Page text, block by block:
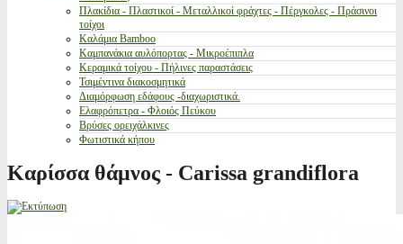
Πλακίδια - Πλαστικοί - Μεταλλικοί φράχτες - Πέργκολες - Πράσινοι
τοίχοι
Καλάμια Bamboo
Καμπανάκια αυλόπορτας - Μικροέπιπλα
Κεραμικά τοίχου - Πήλινες παραστάσεις
Τσιμέντινα διακοσμητικά
Διαμόρφωση εδάφους -διαχωριστικά.
Ελαφρόπετρα - Φλοιός Πεύκου
Βρύσες ορειχάλκινες
Φωτιστικά κήπου
Καρίσσα θάμνος - Carissa grandiflora